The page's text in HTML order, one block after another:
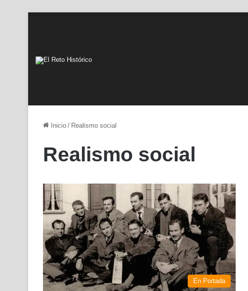
Inicio / Realismo social
Realismo social
En Portada